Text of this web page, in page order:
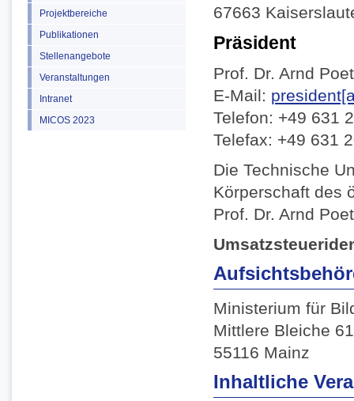
Projektbereiche
Publikationen
Stellenangebote
Veranstaltungen
Intranet
MICOS 2023
67663
Präsident
Prof. Dr. Arnd
E-Mail:
Telefon: +49 631
Telefax: +49 631
Die Technische
Körperschaft des
Prof. Dr. Arnd
Ministerium für
Mittlere Bleiche 61
55116 Mainz
Inhaltliche